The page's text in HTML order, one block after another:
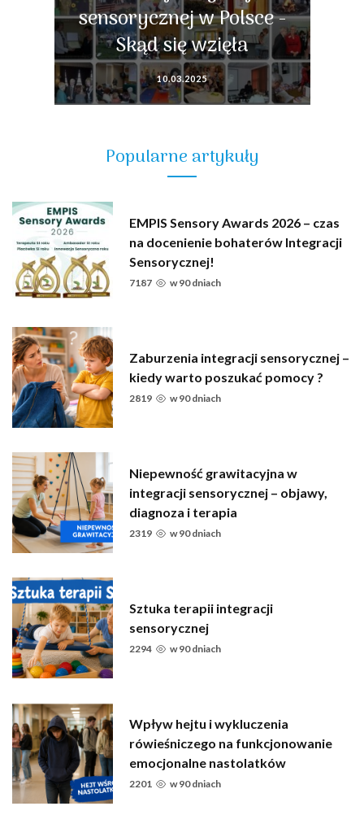
sensorycznej w Polsce -
Skąd się wzięła
10.03.2025
Popularne artykuły
EMPIS Sensory Awards 2026 – czas
na docenienie bohaterów Integracji
Sensorycznej!
7187 w90 dniach
Zaburzenia integracji sensorycznej –
kiedy warto poszukać pomocy ?
2819 w90 dniach
Niepewność grawitacyjna w
integracji sensorycznej – objawy,
diagnoza i terapia
2319 w90 dniach
Sztuka terapii integracji
sensorycznej
2294 w90 dniach
Wpływ hejtu i wykluczenia
rówieśniczego na funkcjonowanie
emocjonalne nastolatków
2201 w90 dniach